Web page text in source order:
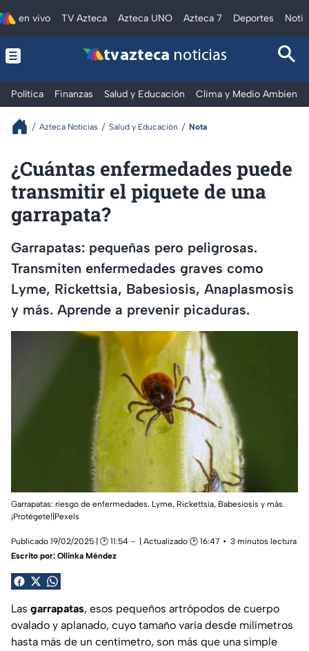
en vivo TV Azteca Azteca UNO Azteca 7 Deportes
tv azteca noticias
Política Finanzas Salud y Educación Clima y Medio Ambiente
Azteca Noticias Salud y Educación Nota
¿Cuántas enfermedades puede
transmitir el piquete de una
garrapata?
Garrapatas: pequeñas pero peligrosas.
Transmiten enfermedades graves como
Lyme, Rickettsia, Babesiosis, Anaplasmosis
y más. Aprende a prevenir picaduras.
Garrapatas: riesgo de enfermedades. Lyme, Rickettsia, Babesiosis y más.
¡Protégete!|Pexels
Publicado 19/02/2025 | 🕑 11:54 | Actualizado 🕑 16:47
3 minutos lectura
Escrito por: Ollinka Méndez
Las garrapatas, esos pequeños artrópodos de cuerpo
ovalado y aplanado, cuyo tamaño varía desde milímetros
hasta más de un centímetro, son más que una simple